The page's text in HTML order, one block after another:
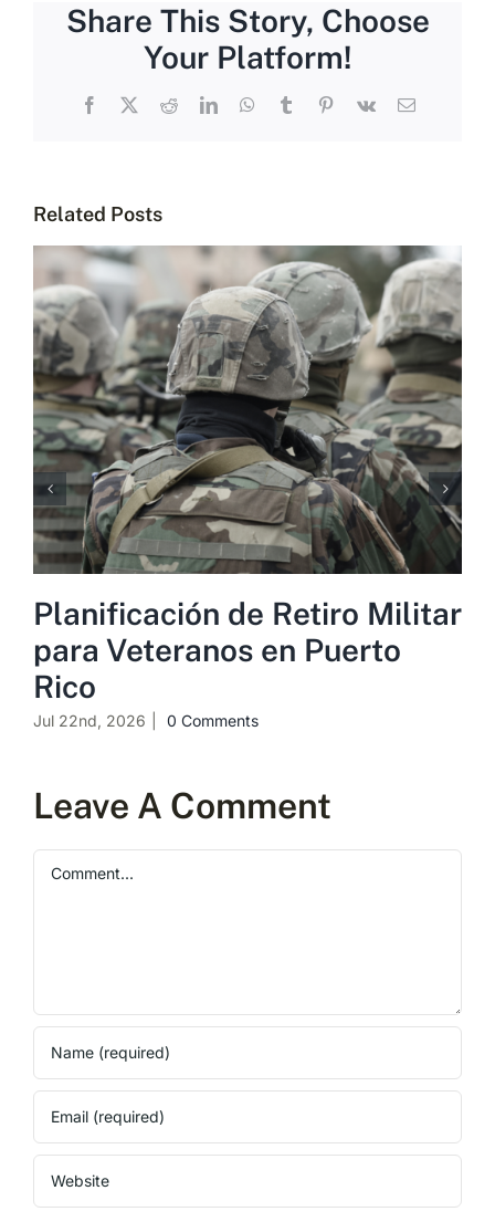
Share This Story, Choose
Your Platform!
Facebook
X RedditLinkedInWhatsApp
TumblrPinterest
Vk Email
Related Posts
Planificación de Retiro Militar
para Veteranos en Puerto
Rico
Jul 22nd, 2026 0 Comments
Leave A Comment